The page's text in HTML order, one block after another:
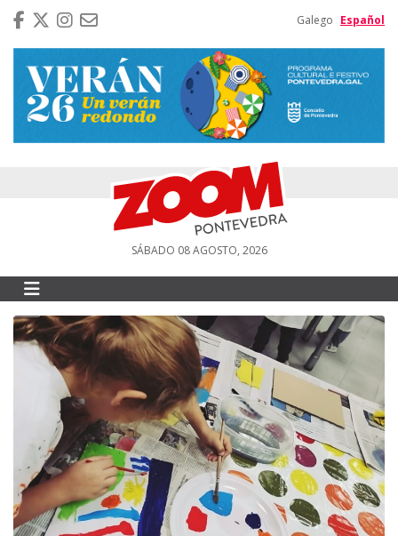
Galego Español
SÁBADO 08 AGOSTO, 2026